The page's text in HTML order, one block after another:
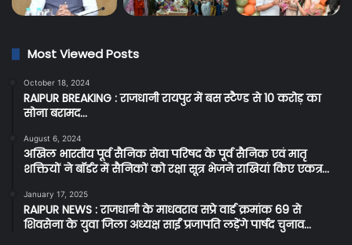
Most Viewed Posts
October 18, 2024
RAIPUR BREAKING : राजधानी रायपुर में बस स्टैण्ड से 10 करोड़ का
सोना बरामद…
August 6, 2024
अखिल भारतीय पूर्व सैनिक सेवा परिषद के पूर्व सैनिक एवं मातृ
शक्तियों ने बॉर्डर में सैनिकों को रक्षा सूत्र भेजने राखियां किए एकत्र…
January 17, 2025
RAIPUR NEWS : राजधानी के माधवराव सप्रे वार्ड क्रमांक 69 से
शिवसेना के युवा जिला अध्यक्ष साईं प्रजापति लड़ेंगे पार्षद चुनाव…